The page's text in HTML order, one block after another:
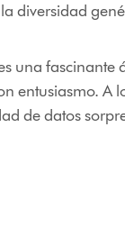
diversidad
una fascinante
entusiasmo. A
de datos